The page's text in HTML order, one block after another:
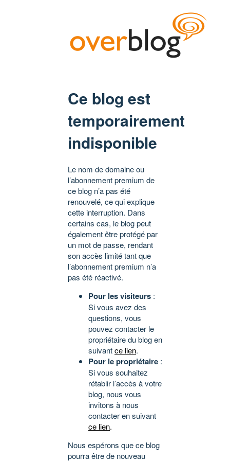
Ce blog est
temporairement
indisponible
Le nom de domaine ou
l’abonnement premium de
ce blog n’a pas été
renouvelé, ce qui explique
cette interruption. Dans
certains cas, le blog peut
également être protégé par
un mot de passe, rendant
son accès limité tant que
l’abonnement premium n’a
pas été réactivé.
Pour les visiteurs :
Si vous avez des
questions, vous
pouvez contacter le
propriétaire du blog en
suivantce lien.
Pour le propriétaire :
Si vous souhaitez
rétablir l’accès à votre
blog, nous vous
invitons à nous
contacter en suivant
ce lien.
Nous espérons que ce blog
pourra être de nouveau